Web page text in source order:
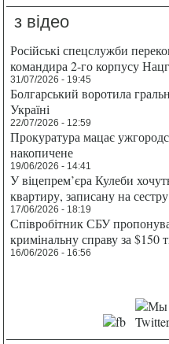
з відео
Російські спецслужби
командира 2-го корпусу
31/07/2026 - 19:45
Болгарський воротила
Україні
22/07/2026 - 12:59
Прокуратура мацає
накопичене
19/06/2026 - 14:41
У віцепрем’єра Кулеби
квартиру, записану на сестру
17/06/2026 - 18:19
Співробітник СБУ
кримінальну справу за $150
16/06/2026 - 16:56